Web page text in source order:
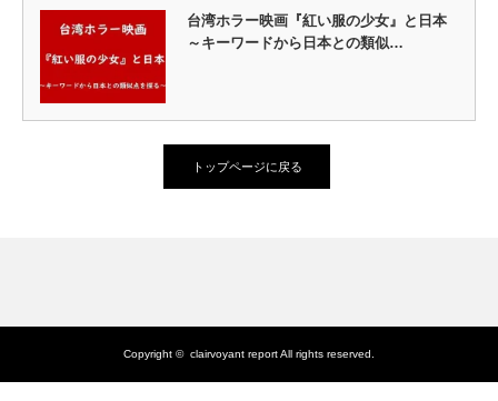
台湾ホラー映画『紅い服の少女』と日本
～キーワードから日本との類似…
トップページに戻る
Copyright © clairvoyant reportAll rights reserved.